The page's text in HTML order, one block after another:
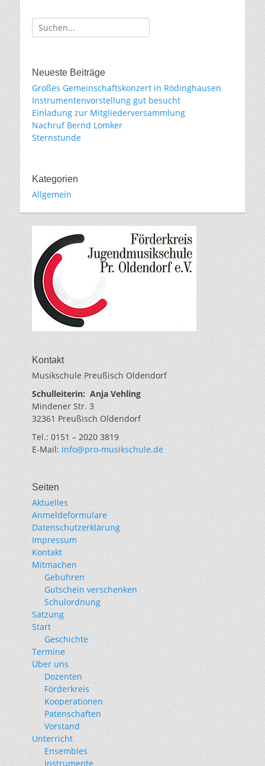
Suche
für:
Neueste Beiträge
Großes Gemeinschaftskonzert in Rödinghausen
Instrumentenvorstellung gut besucht
Einladung zur Mitgliederversammlung
Nachruf Bernd Lömker
Sternstunde
Kategorien
Allgemein
Kontakt
Musikschule Preußisch Oldendorf
Schulleiterin: Anja Vehling
Mindener Str. 3
32361 Preußisch Oldendorf
Tel.: 0151 – 2020 3819
E-Mail: info@pro-musikschule.de
Seiten
Aktuelles
Anmeldeformulare
Datenschutzerklärung
Impressum
Kontakt
Mitmachen
Gebühren
Gutschein verschenken
Schulordnung
Satzung
Start
Geschichte
Termine
Über uns
Dozenten
Förderkreis
Kooperationen
Patenschaften
Vorstand
Unterricht
Ensembles
Instrumente